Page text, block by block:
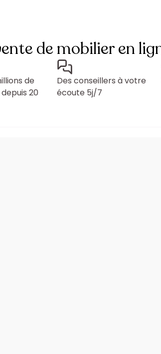
de mobilier en
de
20
Des conseillers à votre
écoute 5j/7